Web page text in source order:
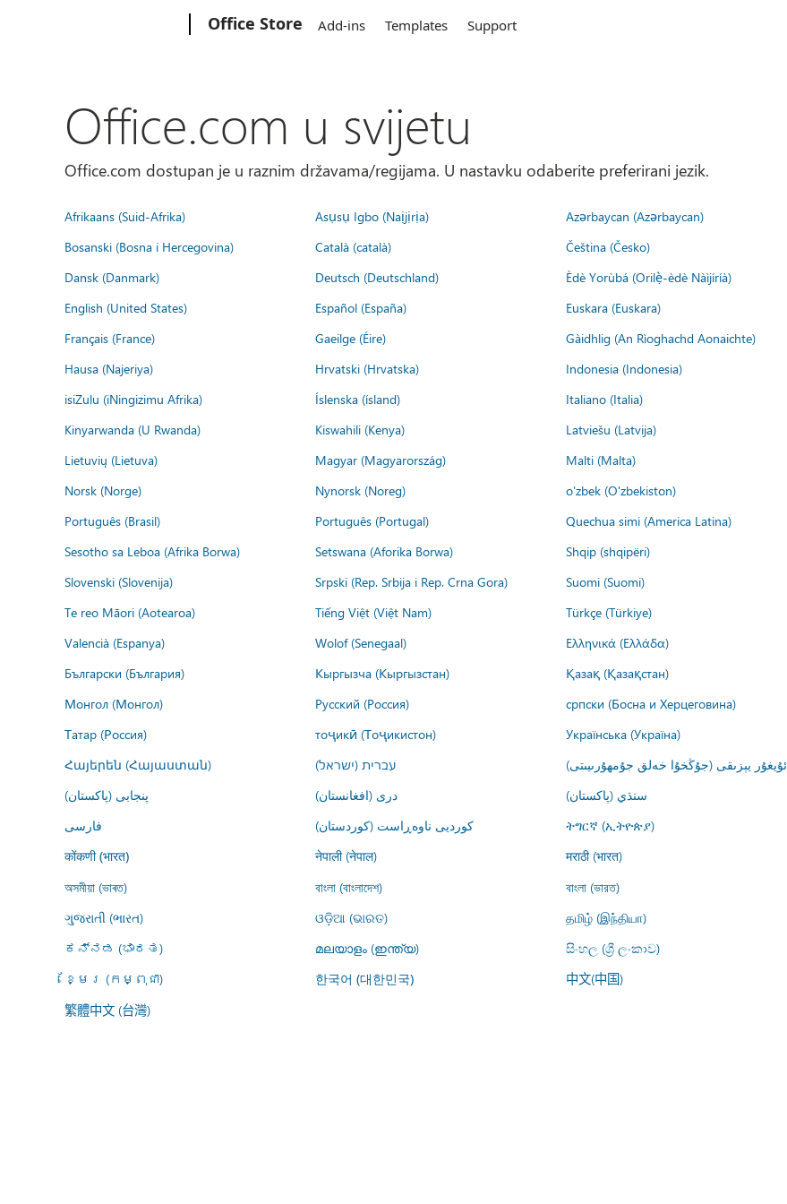
Office Store Add-ins Templates Support
Office.com u svijetu
Office.com dostupan je u raznim državama/regijama. U nastavku odaberite preferirani jezik.
Afrikaans (Suid-Afrika) Asụsụ Igbo (Naịjịrịa) Azərbaycan (Azərbaycan)
Bosanski (Bosna i Hercegovina)
Català (català) Čeština (Česko)
Dansk (Danmark)
Deutsch (Deutschland) Èdè Yorùbá (Orilẹ̀-èdè Nàìjíríà)
English (United States)
Español (España) Euskara (Euskara)
Français (France)
Gaeilge (Éire) Gàidhlig (An Rìoghachd Aonaichte)
Hausa (Najeriya)
Hrvatski (Hrvatska) Indonesia (Indonesia)
isiZulu (iNingizimu Afrika)
Íslenska (ísland) Italiano (Italia)
Kinyarwanda (U Rwanda)
Kiswahili (Kenya) Latviešu (Latvija)
Lietuvių (Lietuva)
Magyar (Magyarország) Malti (Malta)
Norsk (Norge)
Nynorsk (Noreg) o'zbek (O'zbekiston)
Português (Brasil)
Português (Portugal) Quechua simi (America Latina)
Sesotho sa Leboa (Afrika Borwa)
Setswana (Aforika Borwa) Shqip (shqipëri)
Slovenski (Slovenija)
Srpski (Rep. Srbija i Rep. Crna Gora) Suomi (Suomi)
Te reo Māori (Aotearoa)
Tiếng Việt (Việt Nam) Türkçe (Türkiye)
Valencià (Espanya)
Wolof (Senegaal) Ελληνικά (Ελλάδα)
Български (България)
Кыргызча (Кыргызстан) Қазақ (Қазақстан)
Монгол (Монгол)
Русский (Россия) српски (Босна и Херцеговина)
Татар (Россия)
тоҷикӣ (Тоҷикистон) Українська (Україна)
Հայերեն (Հայաստան)
עברית (ישראל) ئۇيغۇر يېزىقى (جۇڭخۇا خەلق جۇمھۇرىيىتى)
پنجابی (پاکستان)
درى (افغانستان) سنڌي (پاکستان)
فارسى
کوردیی ناوەڕاست (کوردستان) ትግርኛ (ኢትዮጵያ)
कोंकणी (भारत) नेपाली (नेपाल) मराठी (भारत)
অসমীয়া (ভাৰত) বাংলা (বাংলাদেশ) বাংলা (ভারত)
ગુજરાતી (ભારત)
ଓଡ଼ିଆ (ଭାରତ) தமிழ் (இந்தியா)
ಕನ್ನಡ (ಭಾರತ)
മലയാളം (ഇന്ത്യ) සිංහල (ශ්‍රී ලංකාව)
ខ្មែរ (កម្ពុជា)
한국어 (대한민국) 中文(中国)
繁體中文 (台灣)